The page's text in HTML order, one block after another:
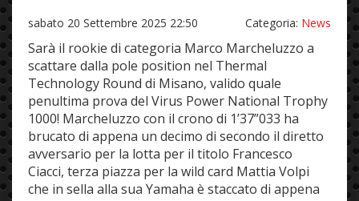
sabato 20 Settembre 2025 22:50 Categoria: News
Sarà il rookie di categoria Marco Marcheluzzo a
scattare dalla pole position nel Thermal
Technology Round di Misano, valido quale
penultima prova del Virus Power National Trophy
1000! Marcheluzzo con il crono di 1’37”033 ha
brucato di appena un decimo di secondo il diretto
avversario per la lotta per il titolo Francesco
Ciacci, terza piazza per la wild card Mattia Volpi
che in sella alla sua Yamaha è staccato di appena